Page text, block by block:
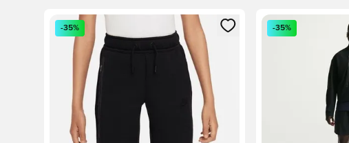
Öffnet ein neues Fenster zum Anmelden oder Registrieren als
-35%
Öffnet ein neues
-35%